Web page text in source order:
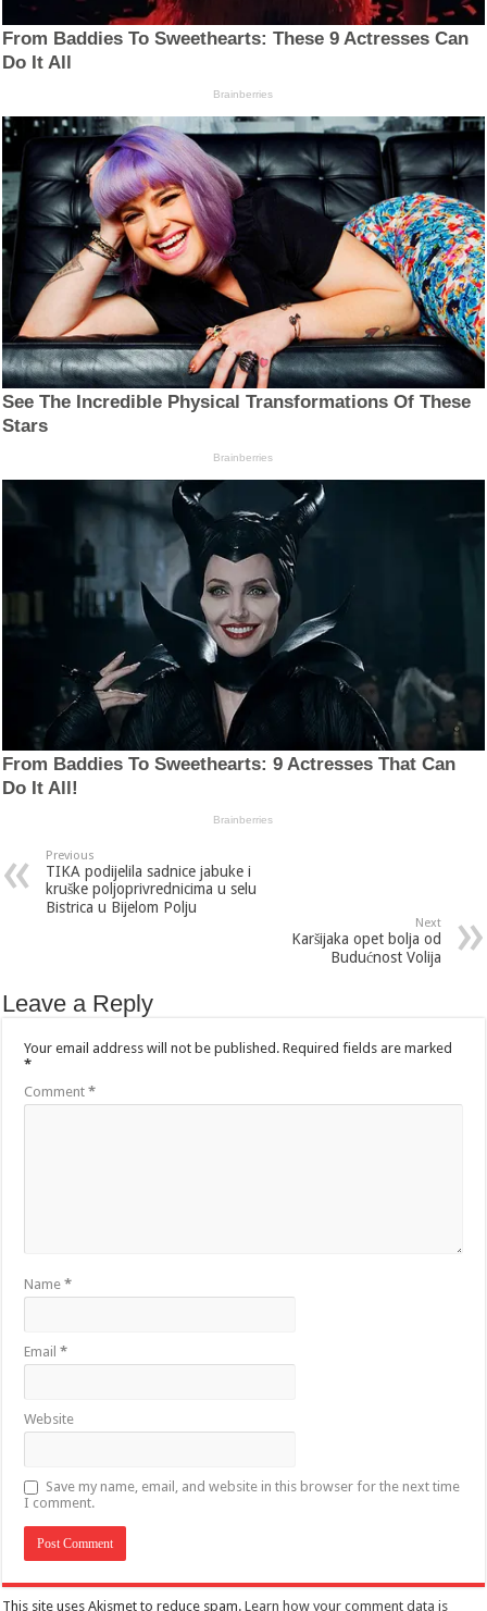
Previous
TIKA podijelila sadnice jabuke i
kruške poljoprivrednicima u selu
Bistrica u Bijelom Polju
Next
Karšijaka opet bolja od
Budućnost Volija
Leave a Reply
Your email address will not be published. Required fields are marked
*
Comment*
Name*
Email*
Website
Save my name, email, and website in this browser for the next time
I comment.
This site uses Akismet to reduce spam.Learn how your comment data is